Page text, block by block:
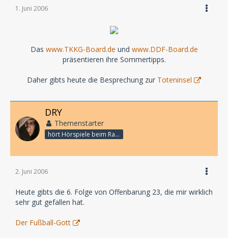
1. Juni 2006
Das www.TKKG-Board.de und www.DDF-Board.de
präsentieren ihre Sommertipps.
Daher gibts heute die Besprechung zur Toteninsel
DRY
Themenstarter
hört Hörspiele beim Rasenmähen
2. Juni 2006
Heute gibts die 6. Folge von Offenbarung 23, die mir wirklich
sehr gut gefallen hat.
Der Fußball-Gott